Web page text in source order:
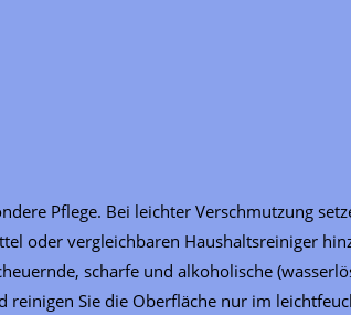
Pflege. Bei leichter Verschmutzung
oder vergleichbaren Haushaltsreiniger
scharfe und alkoholische
Sie die Oberfläche nur im